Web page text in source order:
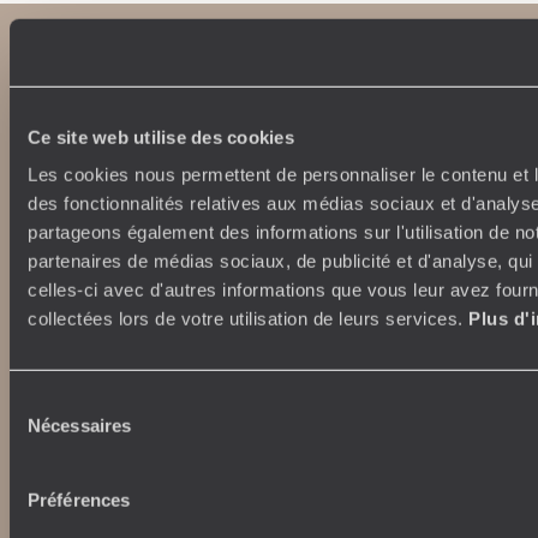
Ce site web utilise des cookies
Les cookies nous permettent de personnaliser le contenu et
des fonctionnalités relatives aux médias sociaux et
partageons également des informations sur l'utilisation de
partenaires de médias sociaux, de publicité et d'analyse,
celles-ci avec d'autres informations que vous leur avez
collectées lors de votre utilisation de leurs services. Plus
Nécessaires
Préférences
Abonnez-vous à notre newsletter
Lire notre politique de confidentialité
100% carbone absorbé